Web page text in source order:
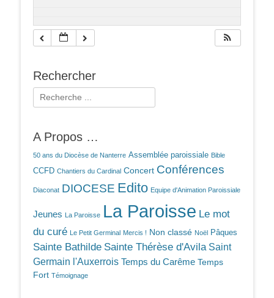
Rechercher
Rechercher :
A Propos …
50 ans du Diocèse de Nanterre Assemblée paroissiale Bible
CCFD Chantiers du Cardinal Concert Conférences
Diaconat DIOCESE Edito Equipe d'Animation Paroissiale
Jeunes La Paroisse La Paroisse Le mot
du curé Le Petit Germinal Mercis ! Non classé Noël Pâques
Sainte Bathilde Sainte Thérèse d'Avila Saint
Germain l'Auxerrois Temps du Carême Temps
Fort Témoignage